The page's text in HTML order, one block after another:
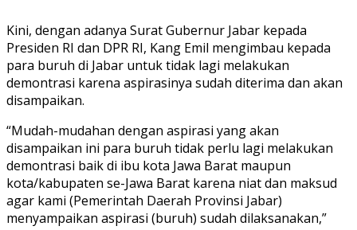
Kini, dengan adanya Surat Gubernur Jabar kepada
Presiden RI dan DPR RI, Kang Emil mengimbau kepada
para buruh di Jabar untuk tidak lagi melakukan
demontrasi karena aspirasinya sudah diterima dan akan
disampaikan.
“Mudah-mudahan dengan aspirasi yang akan
disampaikan ini para buruh tidak perlu lagi melakukan
demontrasi baik di ibu kota Jawa Barat maupun
kota/kabupaten se-Jawa Barat karena niat dan maksud
agar kami (Pemerintah Daerah Provinsi Jabar)
menyampaikan aspirasi (buruh) sudah dilaksanakan,”